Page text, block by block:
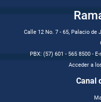
Calle 12 No. 7 - 65, Palacio de
PBX: (57) 601 - 565 8500 -
Acceder a
Canal